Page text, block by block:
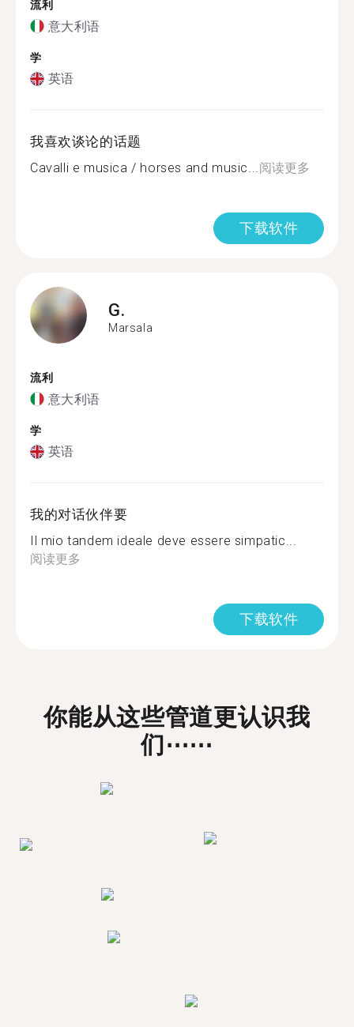
流利
意大利语
学
英语
我喜欢谈论的话题
Cavalli e musica / horses and music...阅读更多
下载软件
G.
Marsala
流利
意大利语
学
英语
我的对话伙伴要
Il mio tandem ideale deve essere simpatic...
阅读更多
下载软件
你能从这些管道更认识我
们⋯⋯